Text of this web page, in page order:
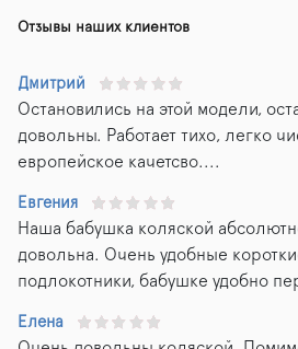
Отзывы наших клиентов
Дмитрий
Остановились на этой модели,
довольны. Работает тихо, легко
европейское качетсво....
Евгения
Наша бабушка коляской
довольна. Очень удобные
подлокотники, бабушке удобно
Елена